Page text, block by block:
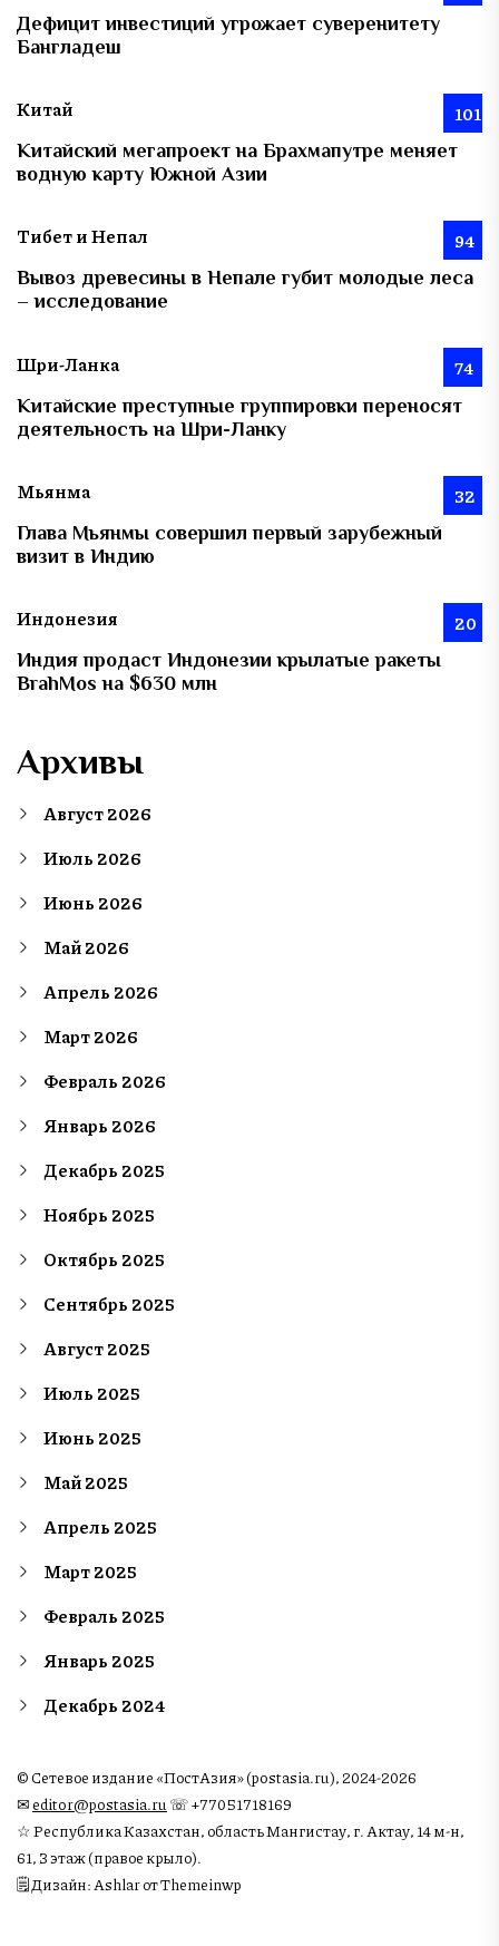
Дефицит инвестиций угрожает суверенитету
Бангладеш
Китай 101
Китайский мегапроект на Брахмапутре меняет
водную карту Южной Азии
Тибет и Непал 94
Вывоз древесины в Непале губит молодые леса
– исследование
Шри-Ланка 74
Китайские преступные группировки переносят
деятельность на Шри-Ланку
Мьянма 32
Глава Мьянмы совершил первый зарубежный
визит в Индию
Индонезия 20
Индия продаст Индонезии крылатые ракеты
BrahMos на $630 млн
Архивы
Август 2026
Июль 2026
Июнь 2026
Май 2026
Апрель 2026
Март 2026
Февраль 2026
Январь 2026
Декабрь 2025
Ноябрь 2025
Октябрь 2025
Сентябрь 2025
Август 2025
Июль 2025
Июнь 2025
Май 2025
Апрель 2025
Март 2025
Февраль 2025
Январь 2025
Декабрь 2024
© Сетевое издание «ПостАзия» (postasia.ru), 2024-2026
✉︎editor@postasia.ru ☏ +77051718169
☆ Республика Казахстан, область Мангистау, г. Актау, 14 м-н,
61, 3 этаж (правое крыло).
🗒 Дизайн: Ashlar от Themeinwp